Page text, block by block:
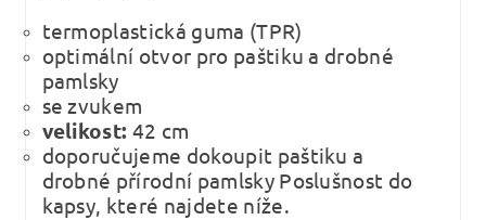
termoplastická guma (TPR)
optimální otvor pro paštiku a drobné
pamlsky
se zvukem
velikost: 42 cm
doporučujeme dokoupit paštiku a
drobné přírodní pamlsky Poslušnost do
kapsy, které najdete níže.